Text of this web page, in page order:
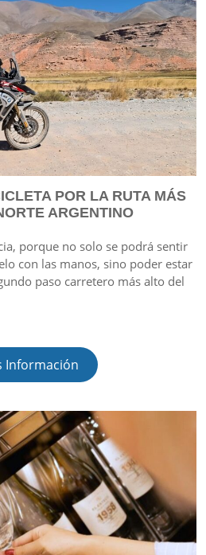
POR LA RUTA MÁS
ARGENTINO
porque no solo se podrá sentir
con las manos, sino poder estar
paso carretero más alto del
Información